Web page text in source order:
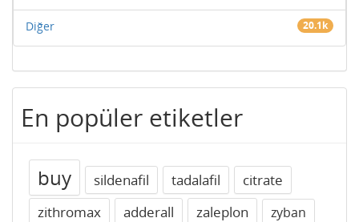
Diğer 20.1k
En popüler etiketler
buy sildenafil tadalafil
citrate
zithromax
adderall zaleplon
zyban